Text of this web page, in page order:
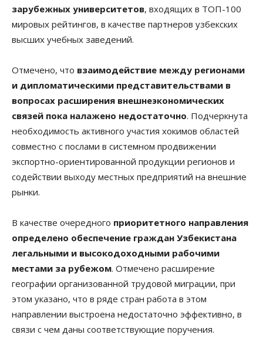
зарубежных университетов, входящих в ТОП-100
мировых рейтингов, в качестве партнеров узбекских
высших учебных заведений.
Отмечено, что взаимодействие между регионами
и дипломатическими представительствами в
вопросах расширения внешнеэкономических
связей пока налажено недостаточно. Подчеркнута
необходимость активного участия хокимов областей
совместно с послами в системном продвижении
экспортно-ориентированной продукции регионов и
содействии выходу местных предприятий на внешние
рынки.
В качестве очередного приоритетного направления
определено обеспечение граждан Узбекистана
легальными и высокодоходными рабочими
местами за рубежом. Отмечено расширение
географии организованной трудовой миграции, при
этом указано, что в ряде стран работа в этом
направлении выстроена недостаточно эффективно, в
связи с чем даны соответствующие поручения.